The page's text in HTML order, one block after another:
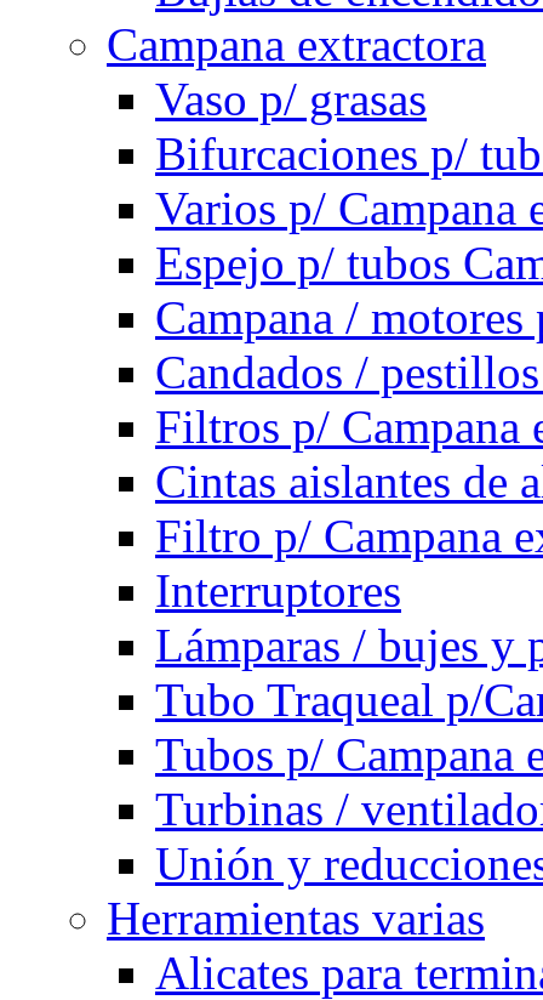
Campana extractora
Vaso p/ grasas
Bifurcaciones p/
Varios p/ Campana
Espejo p/ tubos
Campana /
Candados /
Filtros p/ Campana
Cintas aislantes de
Filtro p/ Campana
Interruptores
Lámparas / bujes y
Tubo Traqueal p/
Tubos p/ Campana
Turbinas /
Unión y
Herramientas varias
Alicates para